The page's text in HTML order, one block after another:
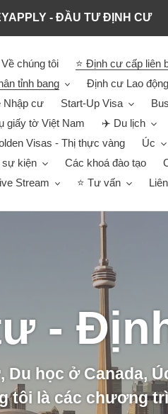
- ĐẦU TƯ ĐỊNH CƯ
Về chúng tôi
⭐ Định cư cấp liên
tỉnh bang
Định cư Lao
Nhập cư
Start-Up Visa
giấy tờ Việt Nam ✈️ Du lịch
Visas - Thị thực vàng Úc
sự kiện Các khoá đào tạo
Stream
⭐ Tư vấn
-
học ở Canada,
tôi là các chương